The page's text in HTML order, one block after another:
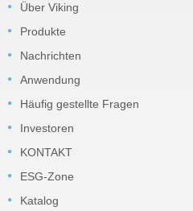
Über Viking
Produkte
Nachrichten
Anwendung
Häufig gestellte Fragen
Investoren
KONTAKT
ESG-Zone
Katalog